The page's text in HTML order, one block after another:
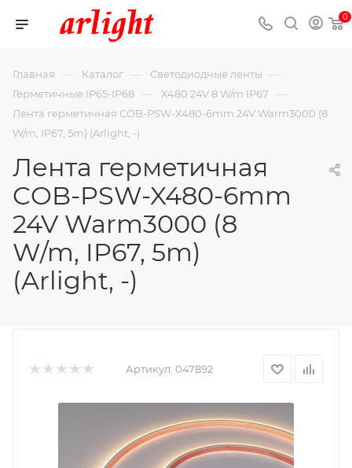
0
Главная — Каталог — Светодиодные ленты —
Герметичные IP65-IP68 — X480 24V 8 W/m IP67 —
Лента герметичная COB-PSW-X480-6mm 24V Warm3000 (8
W/m, IP67, 5m) (Arlight, -)
Лента герметичная
COB-PSW-X480-6mm
24V Warm3000 (8
W/m, IP67, 5m)
(Arlight, -)
Артикул: 047892